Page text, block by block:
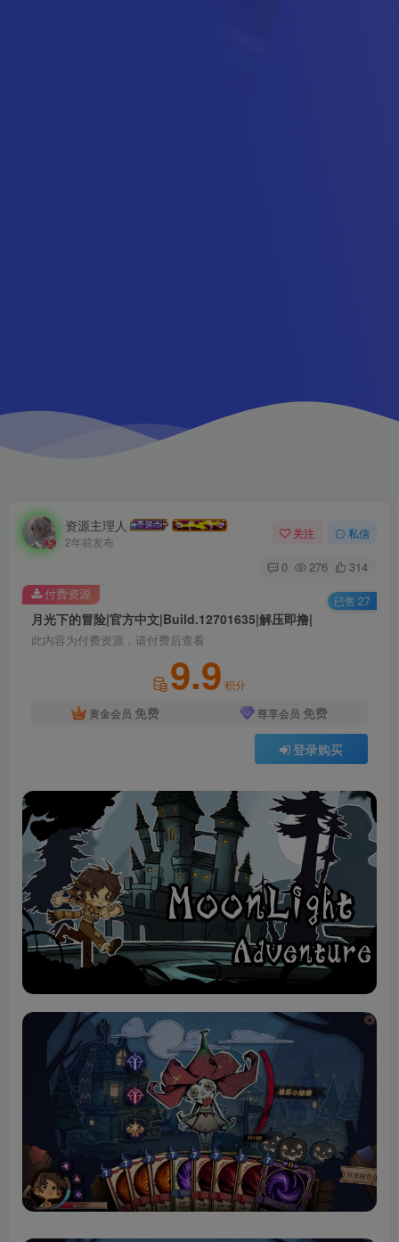
资源主理人
2年前发布
关注 私信
0 276 314
月光下的冒险|官方中文|Build.12701635|解压即撸|
此内容为付费资源，请付费后查看
9.9 积分
黄金会员 免费 尊享会员 免费
登录购买
付费资源 已售 27